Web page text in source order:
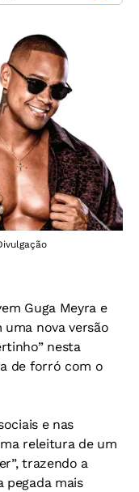
Guga Meyra e
nova versão
nesta
de forró com o
e nas
releitura de um
trazendo a
pegada mais